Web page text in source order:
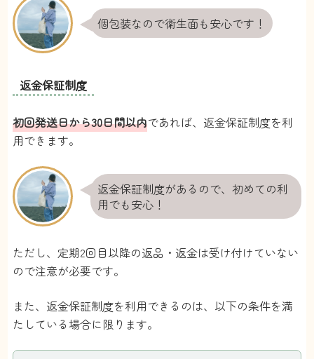
個包装なので衛生面も安心です！
返金保証制度
初回発送日から30日間以内であれば、返金保証制度を利
用できます。
返金保証制度があるので、初めての利
用でも安心！
ただし、定期2回目以降の返品・返金は受け付けていない
ので注意が必要です。
また、返金保証制度を利用できるのは、以下の条件を満
たしている場合に限ります。